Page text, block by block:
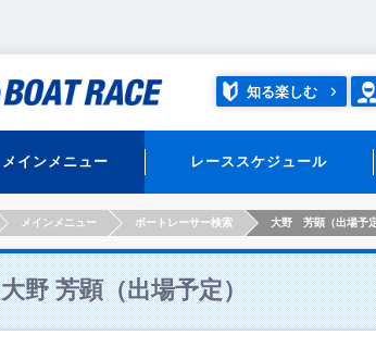
知る楽しむ
メインメニュー レーススケジュール
HOMEメインメニュー ボートレーサー検索 大野 芳顕（出場予定
大野 芳顕（出場予定）